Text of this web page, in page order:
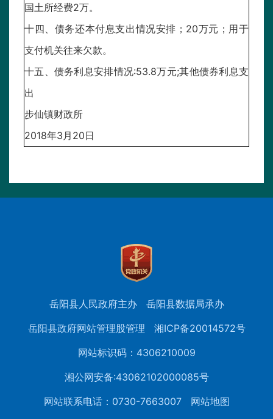
国土所经费2万。
十四、债务还本付息支出情况安排；20万元；用于
支付机关往来欠款。
十五、债务利息安排情况:53.8万元;其他债券利息支
出
步仙镇财政所
2018年3月20日
岳阳县人民政府主办
岳阳县数据局承办
岳阳县政府网站管理股管理
湘ICP备20014572号
网站标识码：4306210009
湘公网安备:43062102000085号
网站联系电话：0730-7663007
网站地图